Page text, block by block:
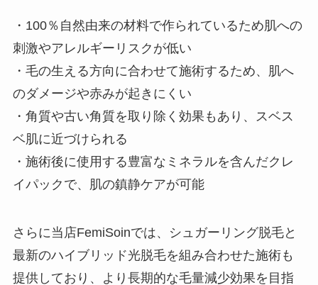
・100％自然由来の材料で作られているため肌への
刺激やアレルギーリスクが低い
・毛の生える方向に合わせて施術するため、肌へ
のダメージや赤みが起きにくい
・角質や古い角質を取り除く効果もあり、スベス
ベ肌に近づけられる
・施術後に使用する豊富なミネラルを含んだクレ
イパックで、肌の鎮静ケアが可能
さらに当店FemiSoinでは、シュガーリング脱毛と
最新のハイブリッド光脱毛を組み合わせた施術も
提供しており、より長期的な毛量減少効果を目指